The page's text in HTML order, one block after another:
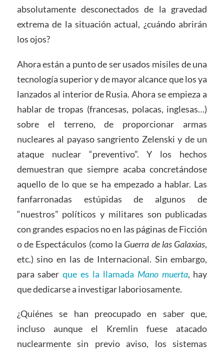
absolutamente desconectados de la gravedad
extrema de la situación actual, ¿cuándo abrirán
los ojos?
Ahora están a punto de ser usados misiles de una
tecnología superior y de mayor alcance que los ya
lanzados al interior de Rusia. Ahora se empieza a
hablar de tropas (francesas, polacas, inglesas…)
sobre el terreno, de proporcionar armas
nucleares al payaso sangriento Zelenski y de un
ataque nuclear “preventivo”. Y los hechos
demuestran que siempre acaba concretándose
aquello de lo que se ha empezado a hablar. Las
fanfarronadas estúpidas de algunos de
“nuestros” políticos y militares son publicadas
con grandes espacios no en las páginas de Ficción
o de Espectáculos (como la Guerra de las Galaxias,
etc.) sino en las de Internacional. Sin embargo,
para saberque es la llamada Mano muerta, hay
que dedicarse a investigar laboriosamente.
¿Quiénes se han preocupado en saber que,
incluso aunque el Kremlin fuese atacado
nuclearmente sin previo aviso, los sistemas